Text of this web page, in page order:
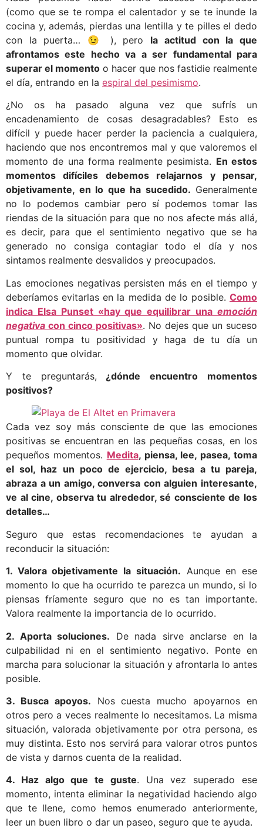
(como que se te rompa el calentador y se te inunde la
cocina y, además, pierdas una lentilla y te pilles el dedo
con la puerta… 😉 ), pero la actitud con la que
afrontamos este hecho va a ser fundamental para
superar el momento o hacer que nos fastidie realmente
el día, entrando en la espiral del pesimismo.
¿No os ha pasado alguna vez que sufrís un
encadenamiento de cosas desagradables? Esto es
difícil y puede hacer perder la paciencia a cualquiera,
haciendo que nos encontremos mal y que valoremos el
momento de una forma realmente pesimista. En estos
momentos difíciles debemos relajarnos y pensar,
objetivamente, en lo que ha sucedido. Generalmente
no lo podemos cambiar pero sí podemos tomar las
riendas de la situación para que no nos afecte más allá,
es decir, para que el sentimiento negativo que se ha
generado no consiga contagiar todo el día y nos
sintamos realmente desvalidos y preocupados.
Las emociones negativas persisten más en el tiempo y
deberíamos evitarlas en la medida de lo posible. Como
indica Elsa Punset «hay que equilibrar una emoción
negativa con cinco positivas». No dejes que un suceso
puntual rompa tu positividad y haga de tu día un
momento que olvidar.
Y te preguntarás, ¿dónde encuentro momentos
positivos?
Cada vez soy más consciente de que las emociones
positivas se encuentran en las pequeñas cosas, en los
pequeños momentos. Medita, piensa, lee, pasea, toma
el sol, haz un poco de ejercicio, besa a tu pareja,
abraza a un amigo, conversa con alguien interesante,
ve al cine, observa tu alrededor, sé consciente de los
detalles…
Seguro que estas recomendaciones te ayudan a
reconducir la situación:
1. Valora objetivamente la situación. Aunque en ese
momento lo que ha ocurrido te parezca un mundo, si lo
piensas fríamente seguro que no es tan importante.
Valora realmente la importancia de lo ocurrido.
2. Aporta soluciones. De nada sirve anclarse en la
culpabilidad ni en el sentimiento negativo. Ponte en
marcha para solucionar la situación y afrontarla lo antes
posible.
3. Busca apoyos. Nos cuesta mucho apoyarnos en
otros pero a veces realmente lo necesitamos. La misma
situación, valorada objetivamente por otra persona, es
muy distinta. Esto nos servirá para valorar otros puntos
de vista y darnos cuenta de la realidad.
4. Haz algo que te guste. Una vez superado ese
momento, intenta eliminar la negatividad haciendo algo
que te llene, como hemos enumerado anteriormente,
leer un buen libro o dar un paseo, seguro que te ayuda.